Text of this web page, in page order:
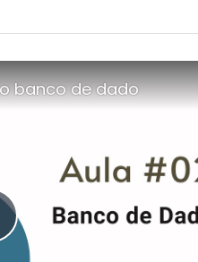
banco de dado